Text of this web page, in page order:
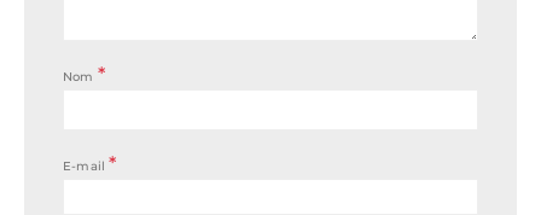
Nom *
E-mail*